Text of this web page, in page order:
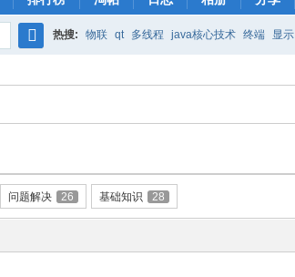
索
热搜: 物联 qt 多线程 java核心技术 终端 显示
问题解决 26 基础知识 28